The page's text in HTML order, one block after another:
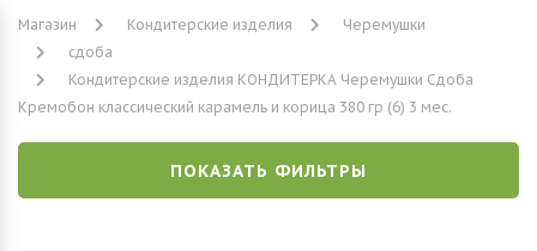
Магазин Кондитерские изделия
Черемушки
сдоба
Кондитерские изделия КОНДИТЕРКА Черемушки Сдоба
Кремобон классический карамель и корица 380 гр (6) 3 мес.
ПОКАЗАТЬ ФИЛЬТРЫ